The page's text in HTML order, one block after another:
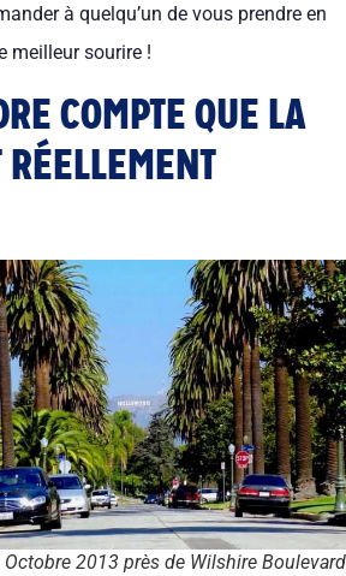
à quelqu’un de vous prendre en
meilleur sourire !
COMPTE QUE LA
RÉELLEMENT
2013 près de Wilshire Boulevard